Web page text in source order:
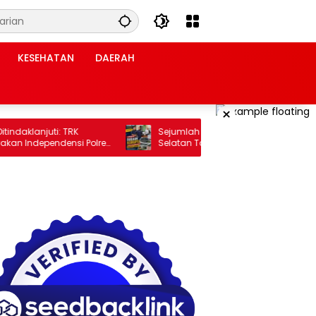
KESEHATAN DAERAH
×
TRK
Independensi Polres
Sejumlah Proyek Dinas PUPR Lampung
Selatan Tahun 2024 dan 2026
Dilaporkan DPP KAMPUD Ke Kejati